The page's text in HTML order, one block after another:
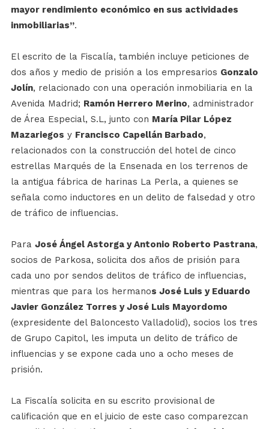
mayor rendimiento económico en sus actividades
inmobiliarias”.
El escrito de la Fiscalía, también incluye peticiones de
dos años y medio de prisión a los empresarios Gonzalo
Jolín, relacionado con una operación inmobiliaria en la
Avenida Madrid; Ramón Herrero Merino, administrador
de Área Especial, S.L, junto con María Pilar López
Mazariegos y Francisco Capellán Barbado,
relacionados con la construcción del hotel de cinco
estrellas Marqués de la Ensenada en los terrenos de
la antigua fábrica de harinas La Perla, a quienes se
señala como inductores en un delito de falsedad y otro
de tráfico de influencias.
Para José Ángel Astorga y Antonio Roberto Pastrana,
socios de Parkosa, solicita dos años de prisión para
cada uno por sendos delitos de tráfico de influencias,
mientras que para los hermanos José Luis y Eduardo
Javier González Torres y José Luis Mayordomo
(expresidente del Baloncesto Valladolid), socios los tres
de Grupo Capitol, les imputa un delito de tráfico de
influencias y se expone cada uno a ocho meses de
prisión.
La Fiscalía solicita en su escrito provisional de
calificación que en el juicio de este caso comparezcan